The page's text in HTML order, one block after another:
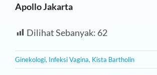
Apollo Jakarta
Dilihat Sebanyak: 62
Ginekologi, Infeksi Vagina, Kista Bartholin